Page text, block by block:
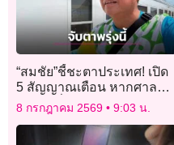
“สมชัย”ชี้ชะตาประเทศ! เปิด
5 สัญญาณเตือน หากศาล
รธน. คว่ำ พ.ร.ก.เงินกู้ 4 แสน
ล้าน9 ก.ค.นี้
8 กรกฎาคม 2569 9:03 น.